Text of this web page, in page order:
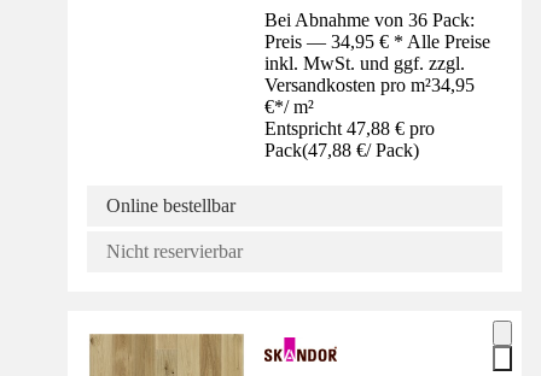
Bei Abnahme von 36 Pack:
Preis — 34,95 € * Alle Preise
inkl. MwSt. und ggf. zzgl.
Versandkosten pro m²34,95
€*/ m²
Entspricht 47,88 € pro
Pack(47,88 €/ Pack)
Online bestellbar
Nicht reservierbar